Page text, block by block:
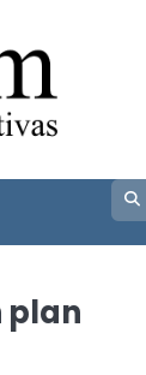
plan